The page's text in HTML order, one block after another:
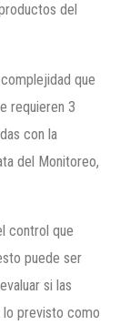
del
que
requieren 3
con la
del Monitoreo,
control que
puede ser
si las
lo previsto como